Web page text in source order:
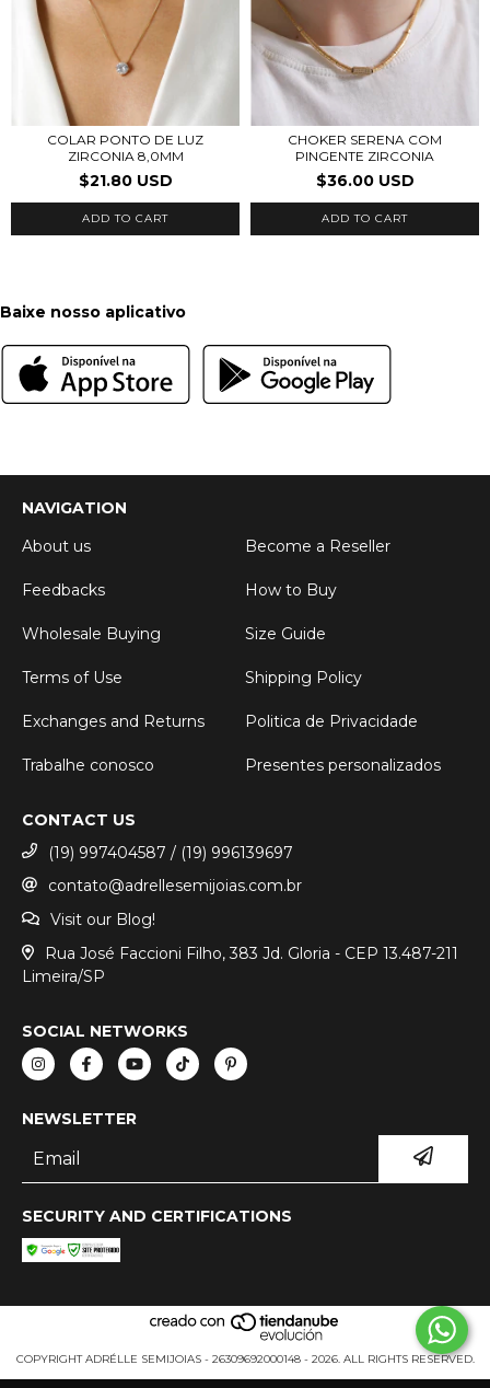
COLAR PONTO DE LUZ
ZIRCONIA 8,0MM
$21.80 USD
ADD TO CART
CHOKER SERENA COM
PINGENTE ZIRCONIA
$36.00 USD
ADD TO CART
Baixe nosso aplicativo
NAVIGATION
About us
Become a Reseller
Feedbacks How to Buy
Wholesale Buying Size Guide
Terms of Use Shipping Policy
Exchanges and Returns Politica de Privacidade
Trabalhe conosco Presentes personalizados
CONTACT US
(19) 997404587 / (19) 996139697
contato@adrellesemijoias.com.br
Visit our Blog!
Rua José Faccioni Filho, 383 Jd. Gloria - CEP 13.487-211
Limeira/SP
SOCIAL NETWORKS
NEWSLETTER
SECURITY AND CERTIFICATIONS
COPYRIGHT ADRÉLLE SEMIJOIAS - 26309692000148 - 2026. ALL RIGHTS RESERVED.